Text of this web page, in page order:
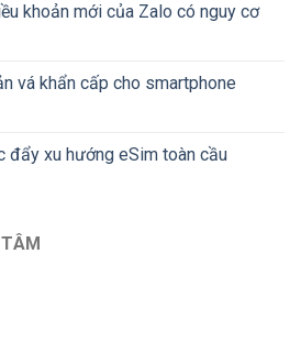
khoản mới của Zalo có nguy cơ
vá khẩn cấp cho smartphone
đẩy xu hướng eSim toàn cầu